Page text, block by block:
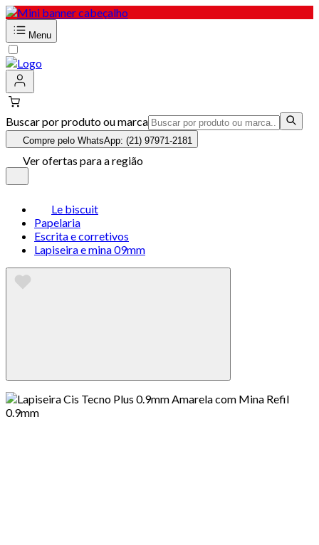
Menu
Buscar por produto ou marca
Compre pelo WhatsApp: (21) 97971-2181
Ver ofertas para a região
Le biscuit
Papelaria
Escrita e corretivos
Lapiseira e mina 09mm